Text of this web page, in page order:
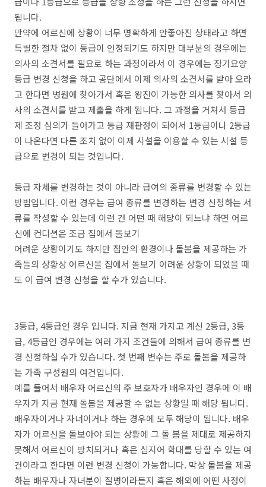
됩니다.
만약에 어르신에 상황이 너무 명확하게 안좋아진 상태라고 하면
특별한 절차 없이 등급이 인정되기도 하지만 대부분의 경우에는
의사의 소견서를 필요로 하는 과정이라서 이 경우에는 장기요양
등급 변경 신청을 하고 공단에서 이제 의사의 소견서를 받아 오라
고 한다면 병원에 찾아가서 혹은 왕진이 가능한 의사를 찾아서 의
사의 소견서를 받고 제출을 하게 됩니다. 그 과정을 거쳐서 등급
제 조정 심의가 들어가고 등급 재판정이 되어서 1등급이나 2등급
이 나온다면 다른 조치 없이 이제 시설을 이용할 수 있는 시설 등
급으로 변경이 되는 것입니다.
등급 자체를 변경하는 것이 아니라 급여의 종류를 변경할 수 있는
방법입니다. 이런 경우는 급여 종류를 변경하는 변경 신청하는 서
류를 작성할 수 있는데 이런 건 어떤 때 해당이 되느냐 하면 어르
신에 컨디션은 조금 집에서 돌보기
어려운 상황이기도 하지만 집안의 환경이나 돌봄을 제공하는 가
족들의 상황상 어르신을 집에서 돌보기 어려운 상황이 되었을 때
도 이 급여 변경 신청을 할 수가 있습니다.
3등급, 4등급인 경우 입니다. 지금 현재 가지고 계신 2등급, 3등
급, 4등급인 경우에는 여러 가지 조건들에 의해서 급여 종류를 변
경 신청하실 수가 있습니다. 첫 번째 변수는 주로 돌봄을 제공하
는 가족 구성원의 여건입니다.
예를 들어서 배우자 어르신의 주 보호자가 배우자인 경우에 이 배
우자가 지금 현재 돌봄을 제공할 수 없는 상황일 때 해당 됩니다.
배우자이거나 자녀이거나 하는 경우에 모두 해당이 됩니다. 배우
자가 어르신을 돌보아야 되는 상황에 그 돌 봄을 제대로 제공하지
못해서 어르신이 방치되거나 혹은 심지어 학대를 당할 수 있는 여
건이라고 한다면 이런 변경 신청이 가능합니다. 막상 돌봄을 제공
하는 배우자나 자녀분이 질병이라든지 혹은 해외에 어떤 사정이